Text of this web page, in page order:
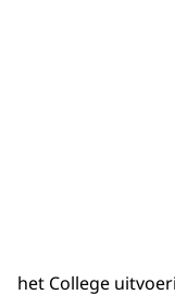
het College